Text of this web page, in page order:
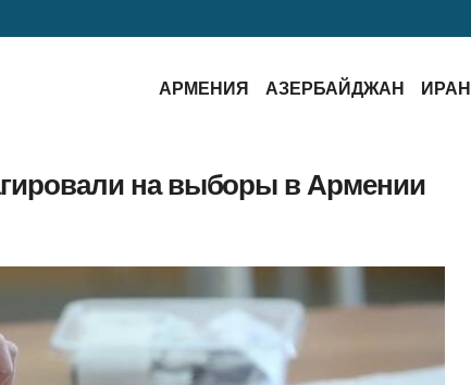
АРМЕНИЯ АЗЕРБАЙДЖАН ИРАН
на выборы в Армении